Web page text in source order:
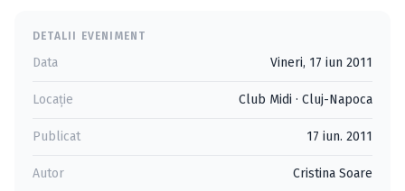
DETALII EVENIMENT
Data Vineri, 17 iun 2011
Locație Club Midi · Cluj-Napoca
Publicat 17 iun. 2011
Autor Cristina Soare